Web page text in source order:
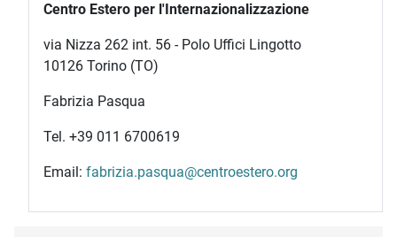
Centro Estero per l'Internazionalizzazione
via Nizza 262 int. 56 - Polo Uffici Lingotto
10126 Torino (TO)
Fabrizia Pasqua
Tel. +39 011 6700619
Email: fabrizia.pasqua@centroestero.org